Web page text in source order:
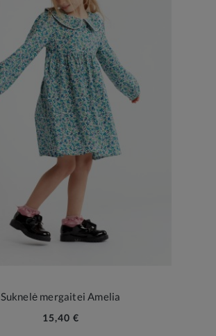
Suknelė mergaitei Amelia
15,40 €